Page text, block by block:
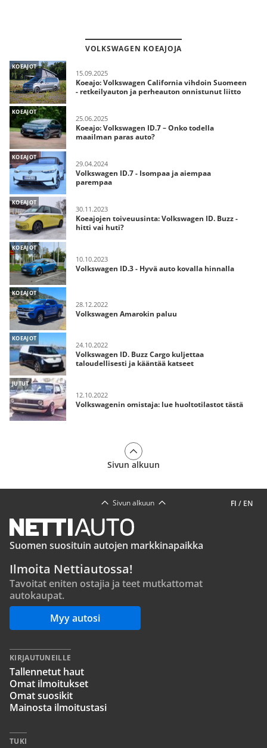
VOLKSWAGEN KOEAJOJA
KOEAJOT
15.09.2025
Koeajo: Volkswagen California vihdoin Suomeen
- retkeilyauton ja perheauton onnistunut liitto
KOEAJOT
25.06.2025
Koeajo: Volkswagen ID.7 – Onko todella
maailman paras auto?
KOEAJOT
29.04.2024
Volkswagen ID.7 - Isompaa ja aiempaa
parempaa
KOEAJOT
30.11.2023
Koeajojen toiveuusinta: Volkswagen ID. Buzz -
hitti vai huti?
KOEAJOT
10.10.2023
Volkswagen ID.3 - Hyvä auto kovalla hinnalla
KOEAJOT
28.12.2022
Volkswagen Amarokin paluu
KOEAJOT
24.10.2022
Volkswagen ID. Buzz Cargo kuljettaa
taloudellisesti ja kääntää katseet
JUTUT
12.10.2022
Volkswagenin omistaja: lue huoltotilastot tästä
Sivun alkuun
FI / EN
Sivun alkuun
Suomen suosituin autojen markkinapaikka
Ilmoita Nettiautossa!
Tavoitat eniten ostajia ja teet mutkattomat
autokaupat.
Myy autosi
KIRJAUTUNEILLE
Tallennetut haut
Omat ilmoitukset
Omat suosikit
Mainosta ilmoitustasi
TUKI